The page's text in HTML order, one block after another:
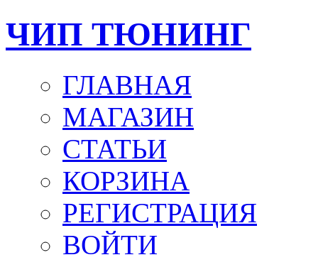
ЧИП ТЮНИНГ
ГЛАВНАЯ
МАГАЗИН
СТАТЬИ
КОРЗИНА
РЕГИСТРАЦИЯ
ВОЙТИ